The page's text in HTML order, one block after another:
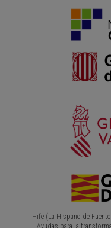
Hife (La Hispano de
Ayudas para la